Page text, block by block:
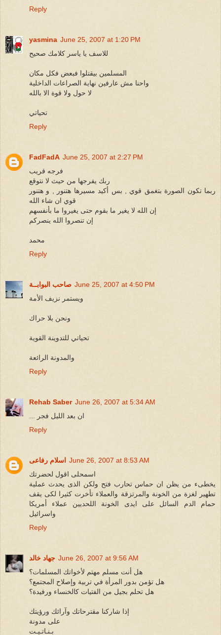
Reply
yasmina June 25, 2007 at 1:20 PM
للاسف يا ياسر كلامك صحيح
المسلمين بيقتلوا فبعض فكل مكان
واحنا مش عارفين نهاية الصراعات الداخلية
لا حول ولا قوة الا بالله
تحياتي
Reply
FadFadA June 25, 2007 at 2:27 PM
فرجه قريب
ربك يفرجها من حيث لا نتوقع
ربما تكون الصورة بتغمق قوي , بس أكيد مسيرها هتنور , و هتنور
قوي ان شاء الله
إن الله لا يغير ما بقوم حتى يغيروا ما بأنفسهم
إن تنصروا الله ينصركم
محمد
Reply
صاحب البوابــة June 25, 2007 at 4:50 PM
ويستمر نزيف الأمة
ونحن بلا حراك
تحياتي للتدوينة القوية
والمدونة الرائعة
Reply
Rehab Saber June 26, 2007 at 5:34 AM
... ان بعد الليل فجر
Reply
اسلام رفاعى
June 26, 2007 at 8:53 AM
اسمحلى اقول لحضرتك
يخطىء من يظن ان حماس تحارب فتح ولكن الذى يحدث عملية
تطهير لغزة من الخونة والمرتزقة والعملاء تأخرت كثيرا لكى يقف
حمام الدم السائل على ايدى الخونة اللحديين عملاء أمريكا
واسرائيل
Reply
جهاد خالد June 26, 2007 at 9:56 AM
هل أنت مسلم مهتم لأخواتك المسلمات؟
هل تؤمن بدور المرأة في تربية وإصلاح المجتمع؟
هل تحلم بجيل من الفتيات كالخنساء ورفيدة؟
إذا شاركنا مقترحاتك وآرائك ورؤيتك
على مدونة
بـنـاتـيـت